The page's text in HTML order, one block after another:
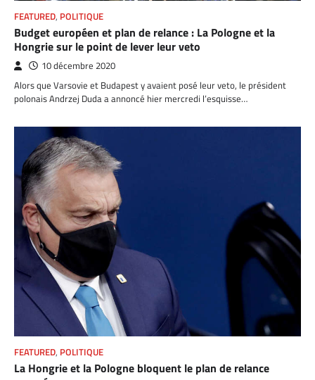
FEATURED, POLITIQUE
Budget européen et plan de relance : La Pologne et la
Hongrie sur le point de lever leur veto
10 décembre 2020
Alors que Varsovie et Budapest y avaient posé leur veto, le président
polonais Andrzej Duda a annoncé hier mercredi l’esquisse…
FEATURED, POLITIQUE
La Hongrie et la Pologne bloquent le plan de relance